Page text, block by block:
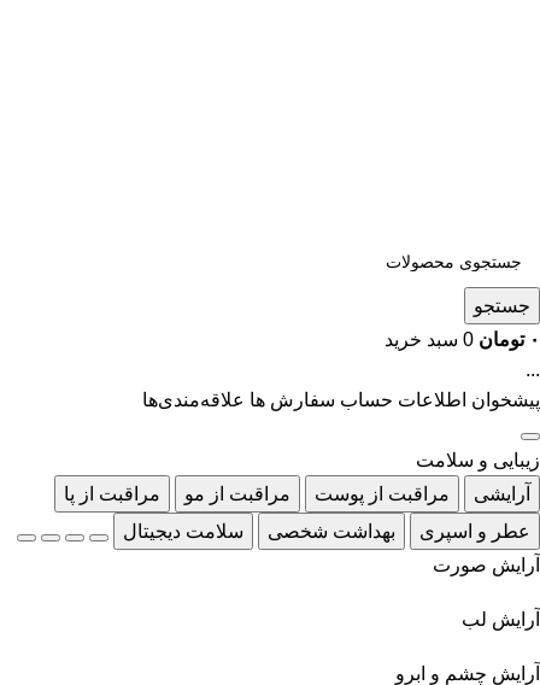
جستجو
۰ تومان 0 سبد خرید
...
پیشخوان اطلاعات حساب سفارش ها علاقه‌مندی‌ها
زیبایی و سلامت
آرایشی
مراقبت از پوست مراقبت از مو
مراقبت از پا
عطر و اسپری
بهداشت شخصی
سلامت دیجیتال
آرایش صورت
آرایش لب
آرایش چشم و ابرو